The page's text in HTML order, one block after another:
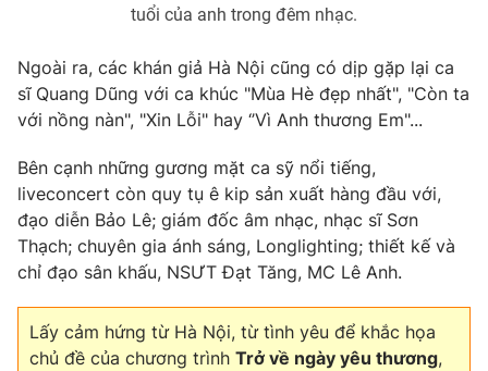
tuổi của anh trong đêm nhạc.
Ngoài ra, các khán giả Hà Nội cũng có dịp gặp lại ca
sĩ Quang Dũng với ca khúc "Mùa Hè đẹp nhất", "Còn ta
với nồng nàn", "Xin Lỗi" hay ‘’Vì Anh thương Em"...
Bên cạnh những gương mặt ca sỹ nổi tiếng,
liveconcert còn quy tụ ê kip sản xuất hàng đầu với,
đạo diễn Bảo Lê; giám đốc âm nhạc, nhạc sĩ Sơn
Thạch; chuyên gia ánh sáng, Longlighting; thiết kế và
chỉ đạo sân khấu, NSƯT Đạt Tăng, MC Lê Anh.
Lấy cảm hứng từ Hà Nội, từ tình yêu để khắc họa
chủ đề của chương trình Trở về ngày yêu thương,